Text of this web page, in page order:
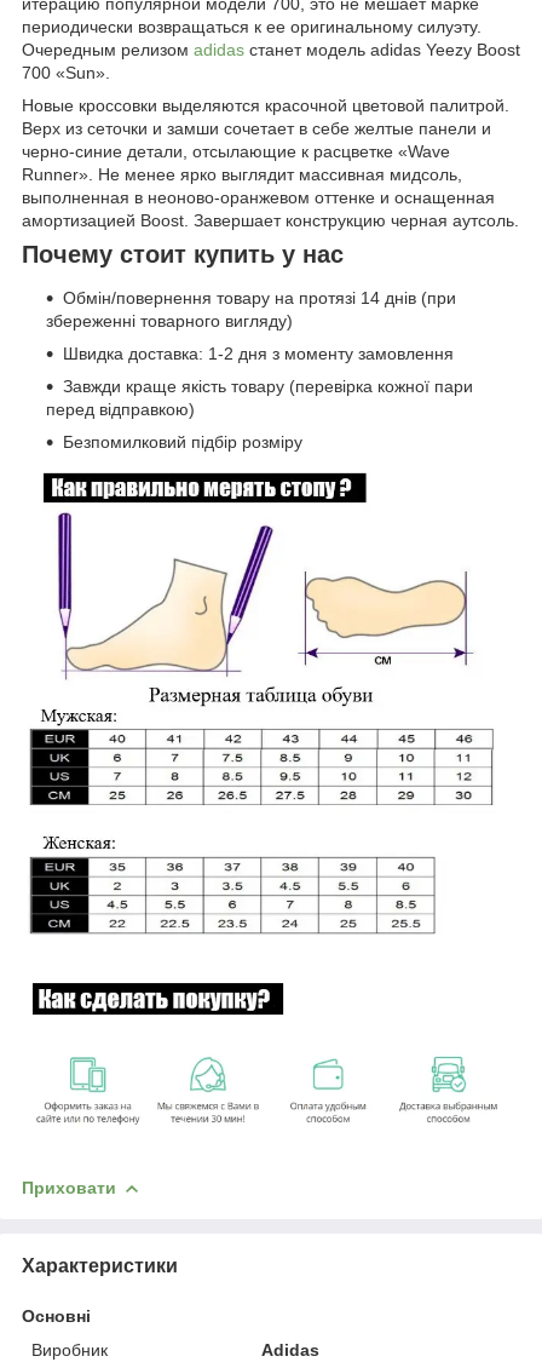
итерацию популярной модели 700, это не мешает марке
периодически возвращаться к ее оригинальному силуэту.
Очередным релизом adidas станет модель adidas Yeezy Boost
700 «Sun».
Новые кроссовки выделяются красочной цветовой палитрой.
Верх из сеточки и замши сочетает в себе желтые панели и
черно-синие детали, отсылающие к расцветке «Wave
Runner». Не менее ярко выглядит массивная мидсоль,
выполненная в неоново-оранжевом оттенке и оснащенная
амортизацией Boost. Завершает конструкцию черная аутсоль.
Почему стоит купить у нас
Обмін/повернення товару на протязі 14 днів (при
збереженні товарного вигляду)
Швидка доставка: 1-2 дня з моменту замовлення
Завжди краще якість товару (перевірка кожної пари
перед відправкою)
Безпомилковий підбір розміру
Приховати
Характеристики
Основні
Виробник
Adidas